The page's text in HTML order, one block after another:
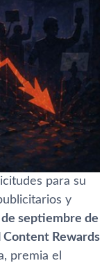
para su
y
de septiembre de
Rewards
premia el